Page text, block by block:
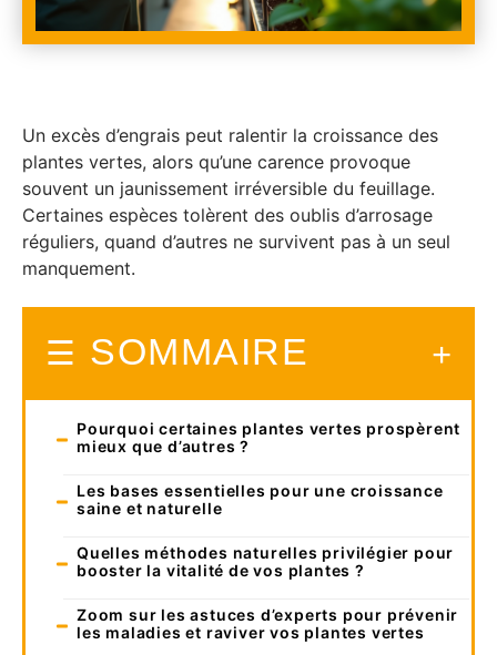
Un excès d’engrais peut ralentir la croissance des
plantes vertes, alors qu’une carence provoque
souvent un jaunissement irréversible du feuillage.
Certaines espèces tolèrent des oublis d’arrosage
réguliers, quand d’autres ne survivent pas à un seul
manquement.
SOMMAIRE
Pourquoi certaines plantes vertes prospèrent
mieux que d’autres ?
Les bases essentielles pour une croissance
saine et naturelle
Quelles méthodes naturelles privilégier pour
booster la vitalité de vos plantes ?
Zoom sur les astuces d’experts pour prévenir
les maladies et raviver vos plantes vertes